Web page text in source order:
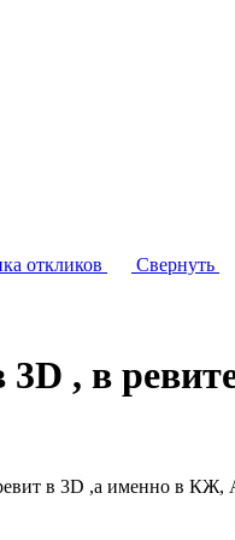
откликов Свернуть
3D , в
в 3D ,а именно в